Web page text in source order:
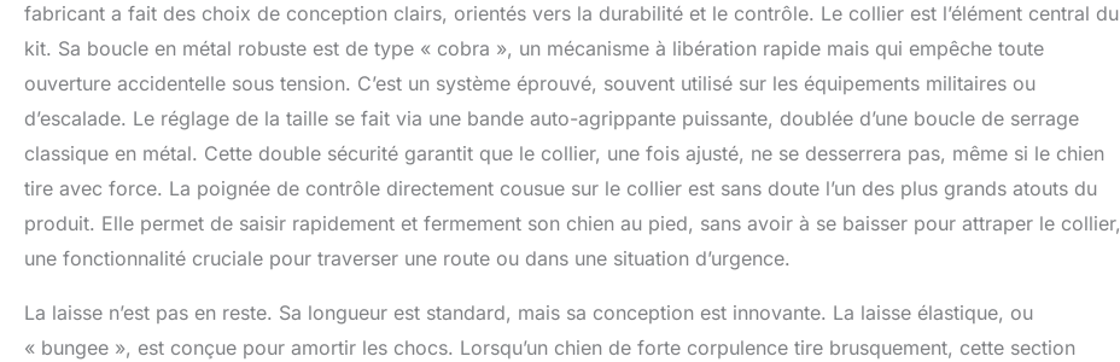
fabricant a fait des choix de conception clairs, orientés vers la durabilité et le contrôle. Le collier est l’élément central du
kit. Sa boucle en métal robuste est de type « cobra », un mécanisme à libération rapide mais qui empêche toute
ouverture accidentelle sous tension. C’est un système éprouvé, souvent utilisé sur les équipements militaires ou
d’escalade. Le réglage de la taille se fait via une bande auto-agrippante puissante, doublée d’une boucle de serrage
classique en métal. Cette double sécurité garantit que le collier, une fois ajusté, ne se desserrera pas, même si le chien
tire avec force. La poignée de contrôle directement cousue sur le collier est sans doute l’un des plus grands atouts du
produit. Elle permet de saisir rapidement et fermement son chien au pied, sans avoir à se baisser pour attraper le collier,
une fonctionnalité cruciale pour traverser une route ou dans une situation d’urgence.
La laisse n’est pas en reste. Sa longueur est standard, mais sa conception est innovante. La laisse élastique, ou
« bungee », est conçue pour amortir les chocs. Lorsqu’un chien de forte corpulence tire brusquement, cette section